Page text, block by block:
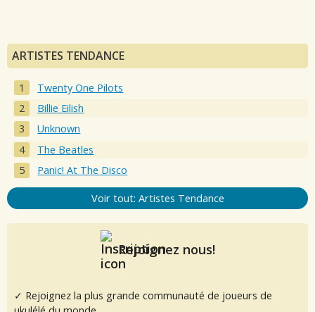
ARTISTES TENDANCE
Twenty One Pilots
Billie Eilish
Unknown
The Beatles
Panic! At The Disco
Voir tout: Artistes Tendance
Rejoignez nous!
✓ Rejoignez la plus grande communauté de joueurs de